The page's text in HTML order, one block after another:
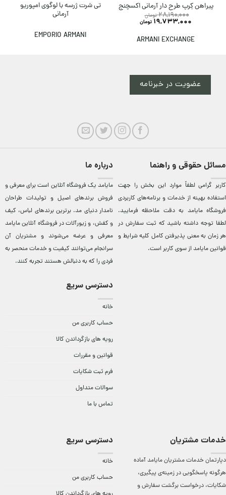
پیراهن کِرپ طرح دار آرمانی اکسچنج
28,190,000 تومان
19,733,000 تومان
ARMANI EXCHANGE
تی شرت ژرسه با لوگوی امپوریو
آرمانی
EMPORIO ARMANI
عضویت در خبرنامه
مسائل حقوقی و راهنما
کاربر گرامی لطفاً موارد این بخش را جهت
استفاده بهینه از خدمات و برنامه‌‏های کاربردی
فروشگاه مایامد به دقت ملاحظه فرمایید.
لطفا توجه داشته باشید که ثبت سفارش در
هر زمان به معنی پذیرفتن کامل کلیهشرایط و
قوانین مایامداز سوی کاربر است.
درباره ما
مایامد يک فروشگاه آنلاين است برای معرفی و
فروش برندهای اصيل و توليدات طراحان
نامدار دنيای مد. برترين‌ برندهای لباس، کيف
و کفش، و زيورآلات در فروشگاه آنلاين مایامد
معرفی و عرضه می‌شوند و مشتريان آن
سرانجام می‌توانند کيفيت و خدمات منحصر به
فردی را که به دنبالش هستند تجربه کنند.
دسترسی سریع
خانه
حساب کاربری من
رویه های بازگرداندن کالا
قوانین و مقررات
فرم ثبت شکایات
سوالات متداول
تماس با ما
خدمات مشتریان
دپارتمان خدمات مشتریان مایامد آماده
هرگونه پاسخگویی در زمینه‌ی پیگیری،
شکایات، درخواست برگشت سفارش و
دسترسی سریع
خانه
حساب کاربری من